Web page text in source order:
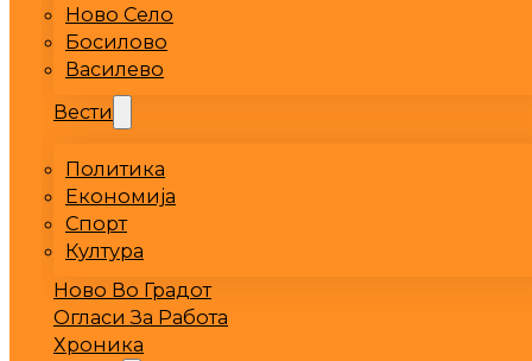
Ново Село
Босилово
Василево
Вести
Политика
Економија
Спорт
Култура
Ново Во Градот
Огласи За Работа
Хроника